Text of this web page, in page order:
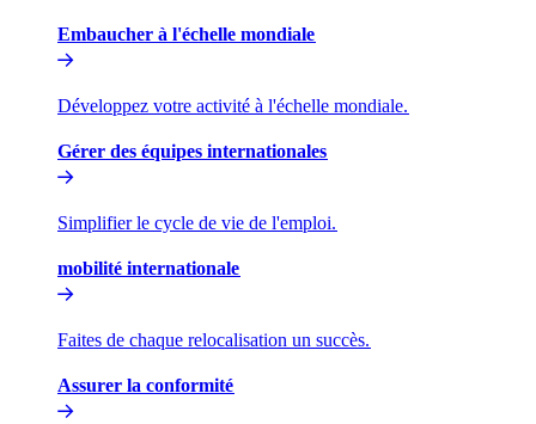
Embaucher à l'échelle mondiale​​
Développez votre activité à l'échelle mondiale.​​
Gérer des équipes internationales​​
Simplifier le cycle de vie de l'emploi.​​
mobilité internationale​​
Faites de chaque relocalisation un succès.​​
Assurer la conformité​​